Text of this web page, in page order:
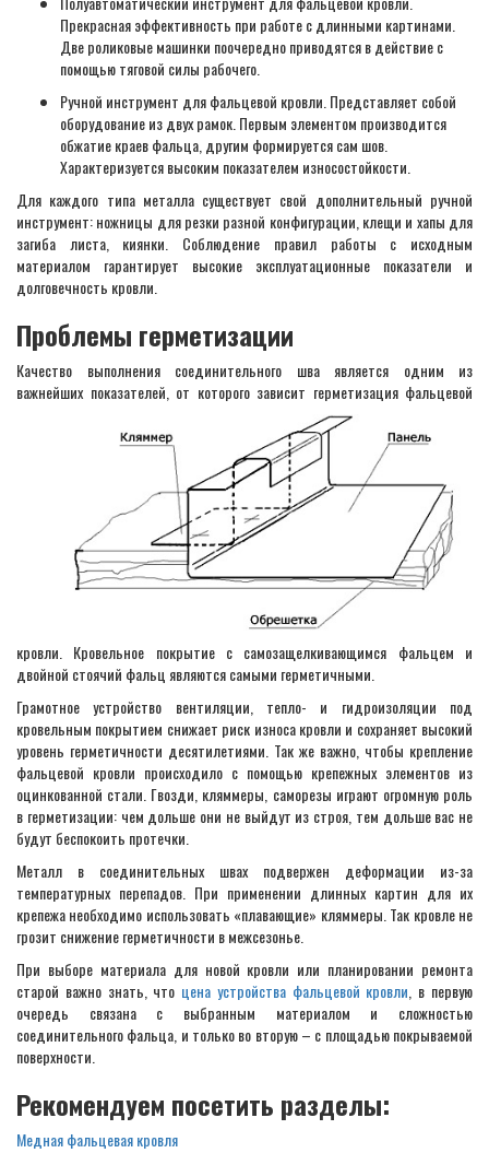
Прекрасная эффективность при работе с длинными картинами.
Две роликовые машинки поочередно приводятся в действие с
помощью тяговой силы рабочего.
Ручной инструмент для фальцевой кровли. Представляет собой
оборудование из двух рамок. Первым элементом производится
обжатие краев фальца, другим формируется сам шов.
Характеризуется высоким показателем износостойкости.
Для каждого типа металла существует свой дополнительный ручной
инструмент: ножницы для резки разной конфигурации, клещи и хапы для
загиба листа, киянки. Соблюдение правил работы с исходным
материалом гарантирует высокие эксплуатационные показатели и
долговечность кровли.
Проблемы герметизации
Качество выполнения соединительного шва является одним из
важнейших показателей, от которого зависит герметизация фальцевой
кровли. Кровельное покрытие с самозащелкивающимся фальцем и
двойной стоячий фальц являются самыми герметичными.
Грамотное устройство вентиляции, тепло- и гидроизоляции под
кровельным покрытием снижает риск износа кровли и сохраняет высокий
уровень герметичности десятилетиями. Так же важно, чтобы крепление
фальцевой кровли происходило с помощью крепежных элементов из
оцинкованной стали. Гвозди, кляммеры, саморезы играют огромную роль
в герметизации: чем дольше они не выйдут из строя, тем дольше вас не
будут беспокоить протечки.
Металл в соединительных швах подвержен деформации из-за
температурных перепадов. При применении длинных картин для их
крепежа необходимо использовать «плавающие» кляммеры. Так кровле не
грозит снижение герметичности в межсезонье.
При выборе материала для новой кровли или планировании ремонта
старой важно знать, что цена устройства фальцевой кровли , в первую
очередь связана с выбранным материалом и сложностью
соединительного фальца, и только во вторую – с площадью покрываемой
поверхности.
Рекомендуем посетить разделы:
Медная фальцевая кровля